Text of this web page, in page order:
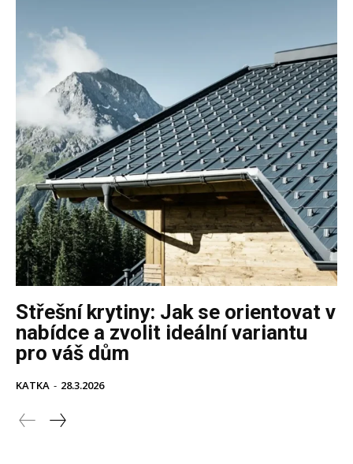
Střešní krytiny: Jak se orientovat v
nabídce a zvolit ideální variantu
pro váš dům
KATKA - 28.3.2026